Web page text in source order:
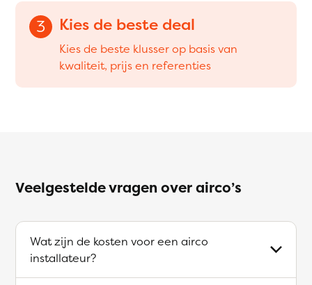
3 Kies de beste deal
Kies de beste klusser op basis van
kwaliteit, prijs en referenties
Veelgestelde vragen over airco’s
Wat zijn de kosten voor een airco
installateur?